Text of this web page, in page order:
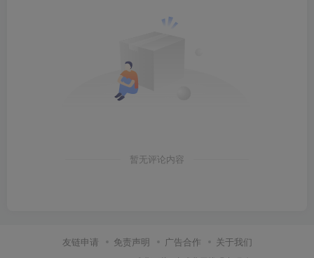
暂无评论内容
友链申请 免责声明 广告合作 关于我们